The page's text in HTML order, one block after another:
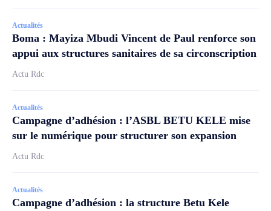
Actualités
Boma : Mayiza Mbudi Vincent de Paul renforce son
appui aux structures sanitaires de sa circonscription
Actu Rdc
Actualités
Campagne d’adhésion : l’ASBL BETU KELE mise
sur le numérique pour structurer son expansion
Actu Rdc
Actualités
Campagne d’adhésion : la structure Betu Kele